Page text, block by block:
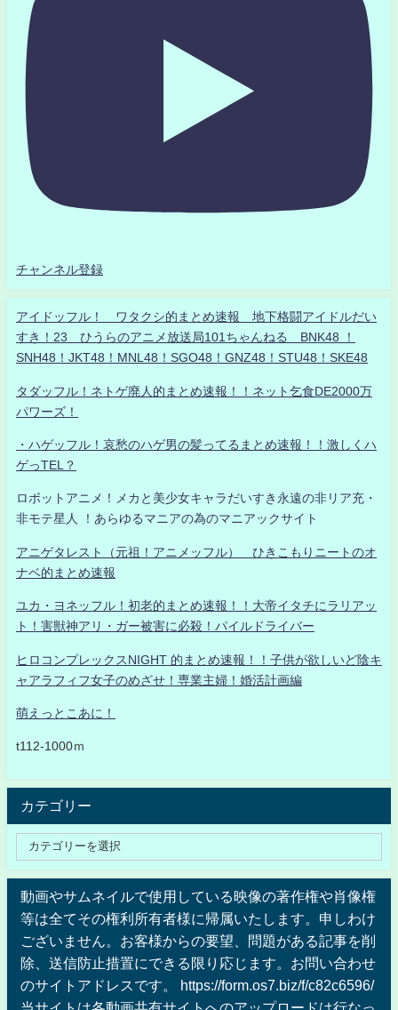
チャンネル登録
アイドッフル！ ワタクシ的まとめ速報 地下格闘アイドルだい
すき！23 ひうらのアニメ放送局101ちゃんねる BNK48 ！
SNH48！JKT48！MNL48！SGO48！GNZ48！STU48！SKE48
タダッフル！ネトゲ廃人的まとめ速報！！ネット乞食DE2000万
パワーズ！
・ハゲッフル！哀愁のハゲ男の髪ってるまとめ速報！！激しくハ
ゲっTEL？
ロボットアニメ！メカと美少女キャラだいすき永遠の非リア充・
非モテ星人 ！あらゆるマニアの為のマニアックサイト
アニゲタレスト（元祖！アニメッフル） ひきこもりニートのオ
ナベ的まとめ速報
ユカ・ヨネッフル！初老的まとめ速報！！大帝イタチにラリアッ
ト！害獣神アリ・ガー被害に必殺！パイルドライバー
ヒロコンプレックスNIGHT 的まとめ速報！！子供が欲しいど陰キ
ャアラフィフ女子のめざせ！専業主婦！婚活計画編
萌えっとこあに！
t112-1000ｍ
カテゴリー
動画やサムネイルで使用している映像の著作権や肖像権
等は全てその権利所有者様に帰属いたします。申しわけ
ございません。お客様からの要望、問題がある記事を削
除、送信防止措置にできる限り応じます。お問い合わせ
のサイトアドレスです。 https://form.os7.biz/f/c82c6596/